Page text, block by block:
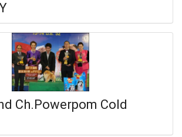
Ch.Powerpom Cold